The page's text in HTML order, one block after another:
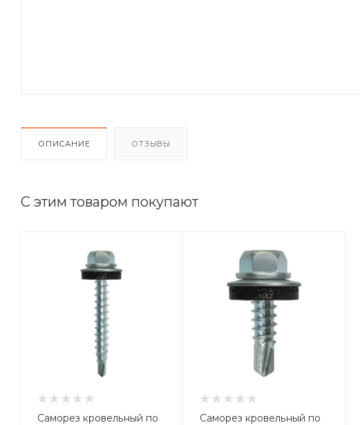
ОПИСАНИЕ ОТЗЫВЫ
С этим товаром покупают
Саморез кровельный по
Саморез кровельный по